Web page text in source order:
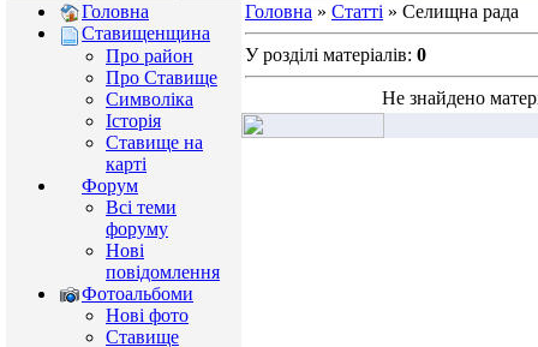
Головна
Ставищенщина
Про район
Про Ставище
Символіка
Історія
Ставище на
карті
Форум
Всі теми
форуму
Нові
повідомлення
Фотоальбоми
Нові фото
Ставище
Головна » Статті » Селищна рада
У розділі матеріалів: 0
Не знайдено